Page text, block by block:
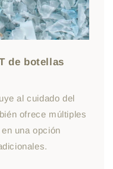
de botellas
al cuidado del
ofrece múltiples
una opción